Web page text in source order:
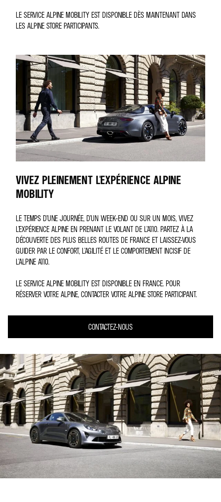
LE SERVICE ALPINE MOBILITY EST DISPONIBLE DÈS MAINTENANT DANS
LES ALPINE STORE PARTICIPANTS.
VIVEZ PLEINEMENT L'EXPÉRIENCE ALPINE
MOBILITY
LE TEMPS D’UNE JOURNÉE, D’UN WEEK-END OU SUR UN MOIS, VIVEZ
L’EXPÉRIENCE ALPINE EN PRENANT LE VOLANT DE L’A110. PARTEZ À LA
DÉCOUVERTE DES PLUS BELLES ROUTES DE FRANCE ET LAISSEZ-VOUS
GUIDER PAR LE CONFORT, L’AGILITÉ ET LE COMPORTEMENT INCISIF DE
L’ALPINE A110.
LE SERVICE ALPINE MOBILITY EST DISPONIBLE EN FRANCE. POUR
RÉSERVER VOTRE ALPINE, CONTACTER VOTRE ALPINE STORE PARTICIPANT.
CONTACTEZ-NOUS